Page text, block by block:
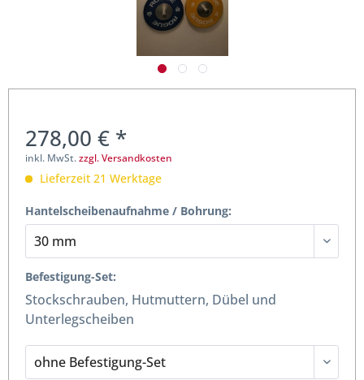
278,00 € *
inkl. MwSt.zzgl. Versandkosten
Lieferzeit 21 Werktage
Hantelscheibenaufnahme / Bohrung:
Befestigung-Set:
Stockschrauben, Hutmuttern, Dübel und
Unterlegscheiben